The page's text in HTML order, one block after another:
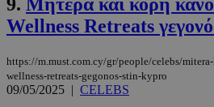
9. Μητέρα και κόρη
Wellness Retreats
https://m.must.com.cy/gr/people/celebs/
wellness-retreats-gegonos-stin-kypro
09/05/2025 | CELEBS